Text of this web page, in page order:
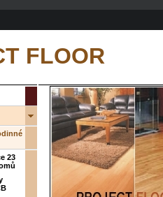
FLOOR
23